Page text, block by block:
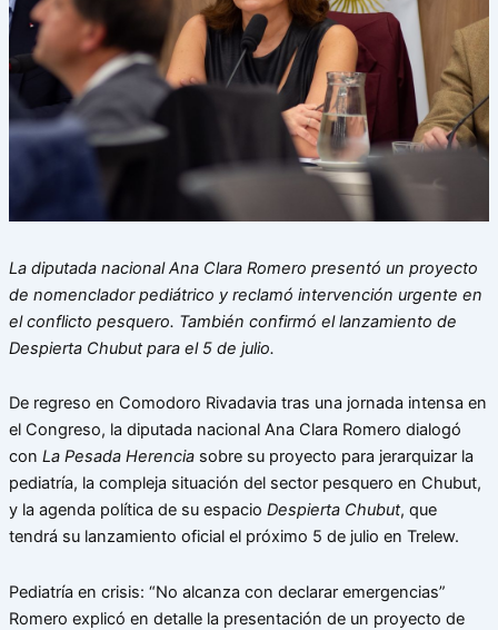
La diputada nacional Ana Clara Romero presentó un proyecto
de nomenclador pediátrico y reclamó intervención urgente en
el conflicto pesquero. También confirmó el lanzamiento de
Despierta Chubut para el 5 de julio.
De regreso en Comodoro Rivadavia tras una jornada intensa en
el Congreso, la diputada nacional Ana Clara Romero dialogó
con La Pesada Herenciasobre su proyecto para jerarquizar la
pediatría, la compleja situación del sector pesquero en Chubut,
y la agenda política de su espacio Despierta Chubut, que
tendrá su lanzamiento oficial el próximo 5 de julio en Trelew.
Pediatría en crisis: “No alcanza con declarar emergencias”
Romero explicó en detalle la presentación de un proyecto de